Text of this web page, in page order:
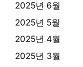
2025년 6월
2025년 5월
2025년 4월
2025년 3월